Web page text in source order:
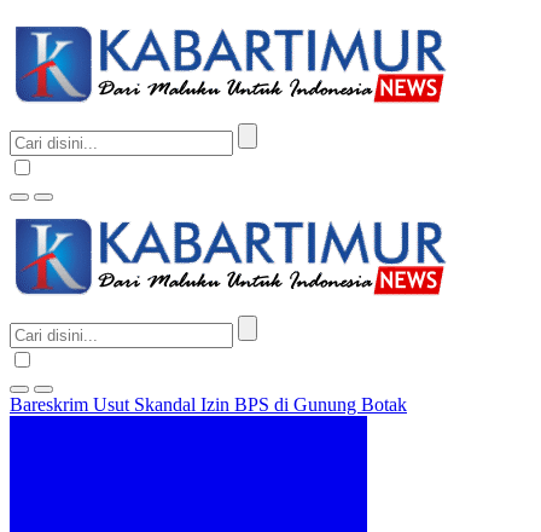
Bareskrim Usut Skandal Izin BPS di Gunung Botak